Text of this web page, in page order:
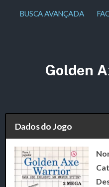
BUSCA AVANÇADA
Golden
Dados do Jogo